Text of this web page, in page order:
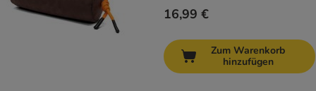
16,99 €
Zum Warenkorb
hinzufügen